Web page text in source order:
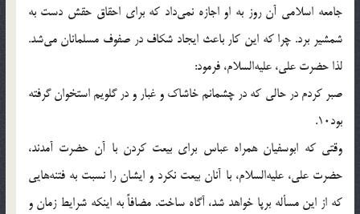
جامعه اسلامى آن روز به او اجازه نمى‌داد كه براى احقاق حقش دست به
شمشير برد. چرا كه اين كار باعث ايجاد شكاف در صفوف مسلمانان مى‌شد.
لذا حضرت على، عليه‌السلام، فرمود:
صبر كردم در حالى كه در چشمانم خاشاك و غبار و در گلويم استخوان گرفته
بود10.
وقتى كه ابوسفيان همراه عباس براى بيعت كردن با آن حضرت آمدند،
حضرت على، عليه‌السلام، با آنان بيعت نكرد و ايشان را نسبت به فتنه‌هايى
كه از اين مسأله برپا خواهد شد، آگاه ساخت. مضافاً به اينكه شرايط زمان و